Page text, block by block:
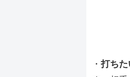
・打ち